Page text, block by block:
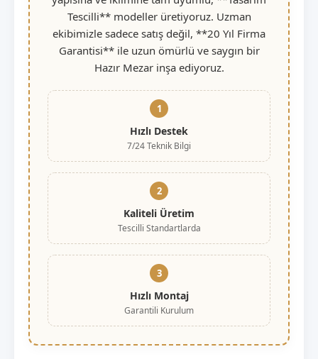
Tescilli** modeller üretiyoruz. Uzman
ekibimizle sadece satış değil, **20 Yıl Firma
Garantisi** ile uzun ömürlü ve saygın bir
Hazır Mezar inşa ediyoruz.
1
Hızlı Destek
7/24 Teknik Bilgi
2
Kaliteli Üretim
Tescilli Standartlarda
3
Hızlı Montaj
Garantili Kurulum